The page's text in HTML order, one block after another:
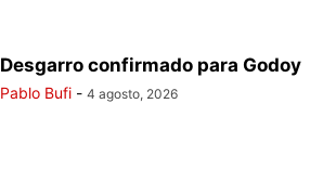
Desgarro confirmado para Godoy
Pablo Bufi - 4 agosto, 2026